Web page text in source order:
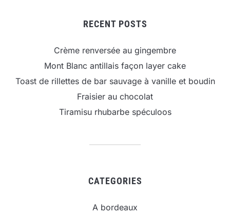
RECENT POSTS
Crème renversée au gingembre
Mont Blanc antillais façon layer cake
Toast de rillettes de bar sauvage à vanille et boudin
Fraisier au chocolat
Tiramisu rhubarbe spéculoos
CATEGORIES
A bordeaux